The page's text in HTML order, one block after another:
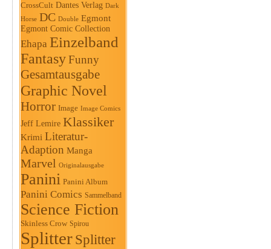
CrossCult Dantes Verlag Dark
Horse DC Double Egmont
Egmont Comic Collection
Ehapa Einzelband
FantasyFunny
Gesamtausgabe
Graphic Novel
Horror Image Image Comics
Jeff Lemire Klassiker
Krimi Literatur-
Adaption Manga
Marvel Originalausgabe
Panini Panini Album
Panini Comics Sammelband
Science Fiction
Skinless Crow Spirou
Splitter Splitter